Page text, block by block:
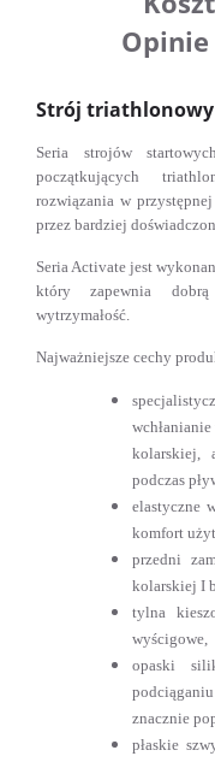
Cena
Strój triathlonowy
Seria strojów
początkujących
rozwiązania w
przez bardziej
Seria Activate jest
który zapewnia
wytrzymałość.
Najważniejsze cechy
kolarskiej,
podczas
elastyczne
komfort
przedni
kolarskiej I
tylna
wyścigowe,
opaski
znacznie
płaskie